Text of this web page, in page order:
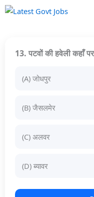
13. पटवों की हवेली कहाँ
(A) जोधपुर
(B) जैसलमेर
(C) अलवर
(D) ब्यावर